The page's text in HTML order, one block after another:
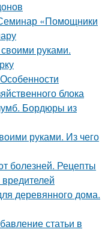
«Помощники
руками.
блока
Бордюры из
руками. Из чего
болезней. Рецепты
деревянного дома.
статьи в